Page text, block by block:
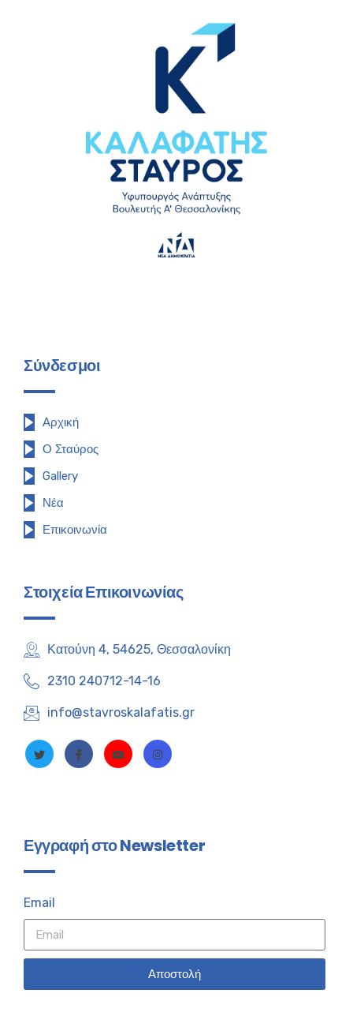
Σύνδεσμοι
Αρχική
Ο Σταύρος
Gallery
Νέα
Επικοινωνία
Στοιχεία Επικοινωνίας
Κατούνη 4, 54625, Θεσσαλονίκη
2310 240712-14-16
info@stavroskalafatis.gr
Εγγραφή στο Newsletter
Email
Αποστολή